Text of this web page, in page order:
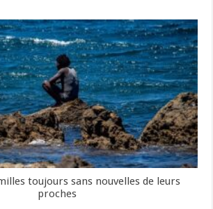
toujours sans nouvelles de leurs
proches